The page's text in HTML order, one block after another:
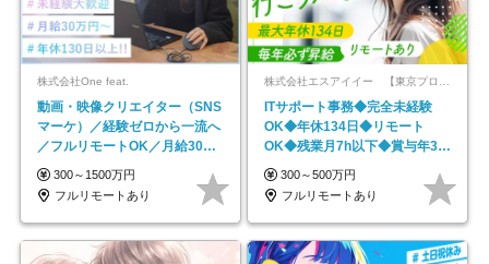
株式会社One feat.
動画・映像クリエイター（SNS
マーケ）／経験ゼロから一流へ
／フルリモートOK／月給30万
円～／年休130日以上
300～1500万円
フルリモートあり
ITサポート事務◆完全未経験
OK◆年休134日◆リモート
OK◆残業月7h以下◆賞与年3回
◆5年目まで必ず昇給
300～500万円
フルリモートあり